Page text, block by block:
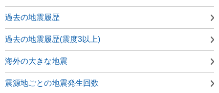
過去の地震履歴
過去の地震履歴(震度3以上)
海外の大きな地震
震源地ごとの地震発生回数